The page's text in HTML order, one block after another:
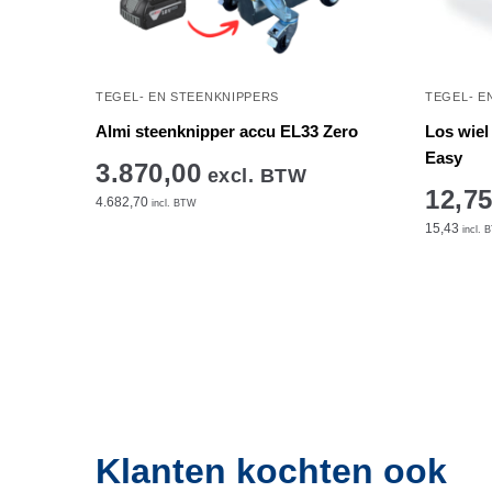
TEGEL- EN STEENKNIPPERS
Almi steenknipper accu EL33 Zero
3.870,00 excl. BTW
4.682,70 incl. BTW
TEGEL-
Los
Easy
12,75
15,43 incl.
Klanten kochten ook